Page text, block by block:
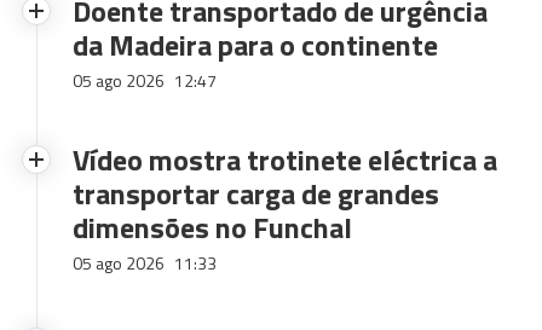
Doente transportado de urgência
da Madeira para o continente
05 ago 2026 12:47
Vídeo mostra trotinete eléctrica a
transportar carga de grandes
dimensões no Funchal
05 ago 2026 11:33